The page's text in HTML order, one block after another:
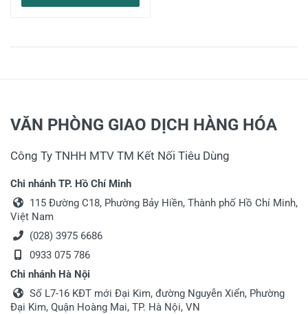
VĂN PHÒNG GIAO DỊCH HÀNG HÓA
Công Ty TNHH MTV TM Kết Nối Tiêu Dùng
Chi nhánh TP. Hồ Chí Minh
115 Đường C18, Phường Bảy Hiền, Thành phố Hồ Chí Minh,
Việt Nam
(028) 3975 6686
0933 075 786
Chi nhánh Hà Nội
Số L7-16 KĐT mới Đại Kim, đường Nguyễn Xiển, Phường
Đại Kim, Quận Hoàng Mai, TP. Hà Nội, VN